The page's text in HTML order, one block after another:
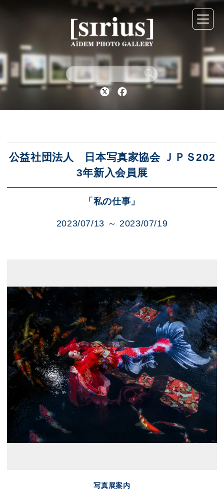
Twitter Facebook
公益社団法人 日本写真家協会 ＪＰＳ202
3年新入会員展
「私の仕事」
2023/07/13 ～ 2023/07/19
写真展案内
シリウスについて
展示スケジュール
アクセス
ブログ
展示のお申し込み